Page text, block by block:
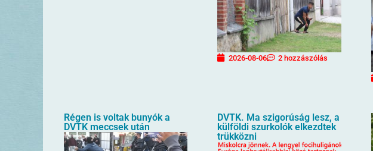
2026-08-06 2 hozzászólás
Régen is voltak bunyók a
DVTK meccsek után
DVTK. Ma szigorúság lesz, a
külföldi szurkolók elkezdtek
trükközni